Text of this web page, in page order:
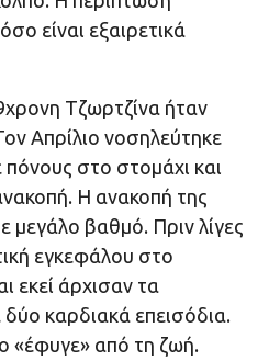
είναι εξαιρετικά
Τζωρτζίνα ήταν
Απρίλιο νοσηλεύτηκε
στο στομάχι και
Η ανακοπή της
μεγάλο βαθμό. Πριν λίγες
εγκεφάλου στο
εκεί άρχισαν τα
καρδιακά επεισόδια.
«έφυγε» από τη ζωή.